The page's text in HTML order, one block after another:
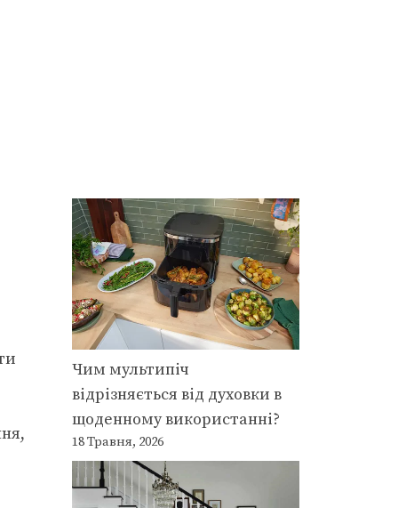
Чим мультипіч
відрізняється від духовки в
щоденному використанні?
18 Травня, 2026